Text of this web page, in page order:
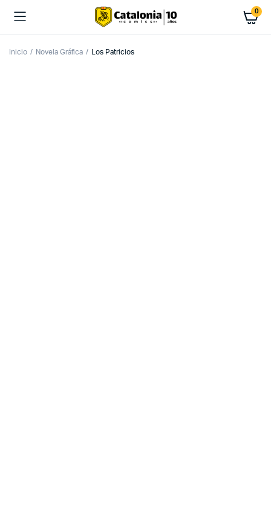
0
Inicio Novela Gráfica Los Patricios